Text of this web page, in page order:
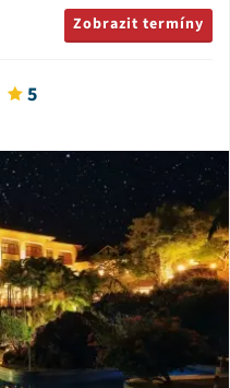
Zobrazit termíny
5